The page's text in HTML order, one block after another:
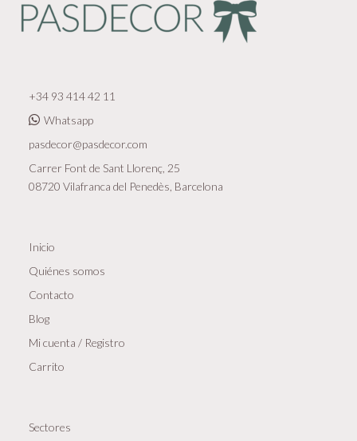
+34 93 414 42 11
Whatsapp
pasdecor@pasdecor.com
Carrer Font de Sant Llorenç, 25
08720 Vilafranca del Penedès, Barcelona
Inicio
Quiénes somos
Contacto
Blog
Mi cuenta / Registro
Carrito
Sectores